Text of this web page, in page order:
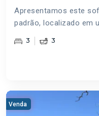
Apresentamos este
padrão, localizado em
3 3
Venda